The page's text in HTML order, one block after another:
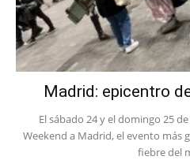
Madrid: epicentro
El sábado 24 y el domingo 25
Weekend a Madrid, el evento más
fiebre del